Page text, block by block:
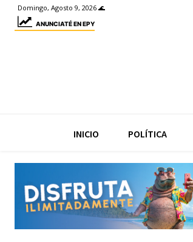
Domingo, Agosto 9, 2026 🌊
ANUNCIATÉ EN EPY
INICIO POLÍTICA